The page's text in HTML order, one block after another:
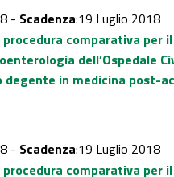
- Scadenza:19 Luglio 2018
comparativa
dell’Ospedale
degente in medicina post-
- Scadenza:19 Luglio 2018
comparativa